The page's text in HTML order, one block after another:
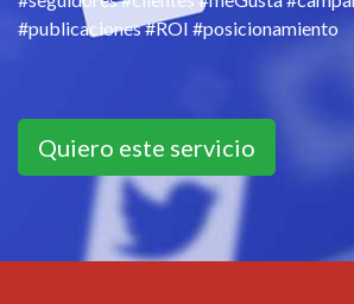
#publicaciones #ROI #posicionamiento
Quiero este servicio